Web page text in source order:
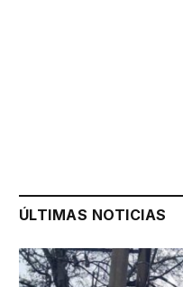
ÚLTIMAS NOTICIAS